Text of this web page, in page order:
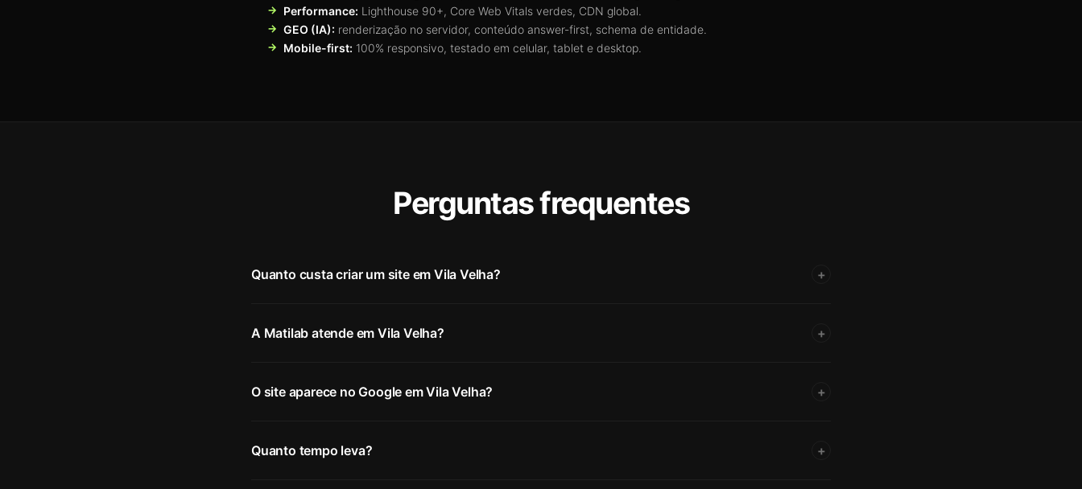
Performance: Lighthouse 90+, Core Web Vitals verdes, CDN global.
GEO (IA): renderização no servidor, conteúdo answer-first, schema de entidade.
Mobile-first: 100% responsivo, testado em celular, tablet e desktop.
Perguntas frequentes
Quanto custa criar um site em Vila Velha? +
A Matilab atende em Vila Velha? +
O site aparece no Google em Vila Velha? +
Quanto tempo leva? +